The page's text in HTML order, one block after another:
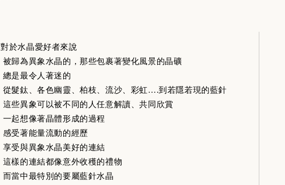
對於水晶愛好者來說
被歸為異象水晶的，那些包裹著變化風景的晶礦
總是最令人著迷的
從髮鈦、各色幽靈、柏枝、流沙、彩虹….到若隱若現的藍針
這些異象可以被不同的人任意解讀、共同欣賞
一起想像著晶體形成的過程
感受著能量流動的經歷
享受與異象水晶美好的連結
這樣的連結都像意外收穫的禮物
而當中最特別的要屬藍針水晶